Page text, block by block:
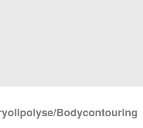
Bodycontouring